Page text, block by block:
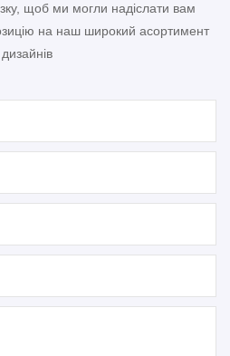
щоб ми могли надіслати вам
на наш широкий асортимент
дизайнів